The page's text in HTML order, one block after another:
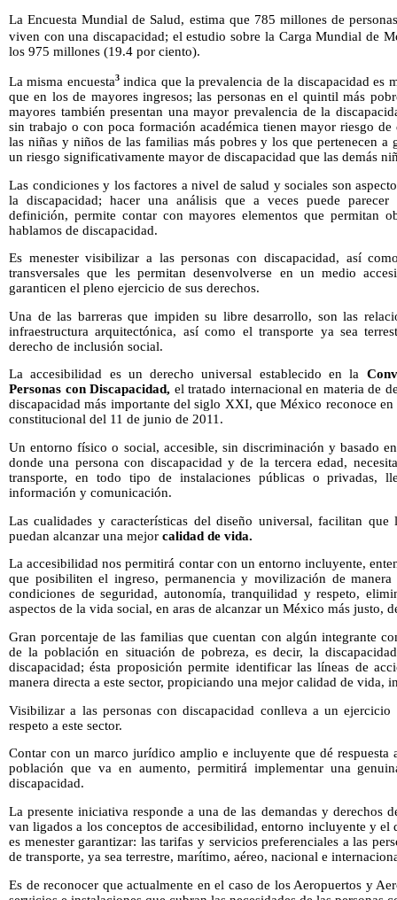
La Encuesta Mundial de Salud, estima que 785 millones de
viven con una discapacidad; el estudio sobre la Carga Mundial de
los 975 millones (19.4 por ciento).
La misma encuesta3indica que la prevalencia de la discapacidad es
que en los de mayores ingresos; las personas en el quintil más
mayores también presentan una mayor prevalencia de la
sin trabajo o con poca formación académica tienen mayor riesgo de
las niñas y niños de las familias más pobres y los que pertenecen a
un riesgo significativamente mayor de discapacidad que las demás
Las condiciones y los factores a nivel de salud y sociales son
la discapacidad; hacer una análisis que a veces puede
definición, permite contar con mayores elementos que permitan
hablamos de discapacidad.
Es menester visibilizar a las personas con discapacidad, así
transversales que les permitan desenvolverse en un medio
garanticen el pleno ejercicio de sus derechos.
Una de las barreras que impiden su libre desarrollo, son las
infraestructura arquitectónica, así como el transporte ya sea
derecho de inclusión social.
La accesibilidad es un derecho universal establecido en la
Personas con Discapacidad, el tratado internacional en materia de
discapacidad más importante del siglo XXI, que México reconoce
constitucional del 11 de junio de 2011.
Un entorno físico o social, accesible, sin discriminación y basado
donde una persona con discapacidad y de la tercera edad,
transporte, en todo tipo de instalaciones públicas o privadas,
información y comunicación.
Las cualidades y características del diseño universal, facilitan
puedan alcanzar una mejor calidad de vida.
La accesibilidad nos permitirá contar con un entorno incluyente,
que posibiliten el ingreso, permanencia y movilización de
condiciones de seguridad, autonomía, tranquilidad y respeto,
aspectos de la vida social, en aras de alcanzar un México más justo,
Gran porcentaje de las familias que cuentan con algún integrante
de la población en situación de pobreza, es decir, la
discapacidad; ésta proposición permite identificar las líneas de
manera directa a este sector, propiciando una mejor calidad de vida,
Visibilizar a las personas con discapacidad conlleva a un
respeto a este sector.
Contar con un marco jurídico amplio e incluyente que dé respuesta
población que va en aumento, permitirá implementar una
discapacidad.
La presente iniciativa responde a una de las demandas y derechos
van ligados a los conceptos de accesibilidad, entorno incluyente y el
es menester garantizar: las tarifas y servicios preferenciales a las
de transporte, ya sea terrestre, marítimo, aéreo, nacional e
Es de reconocer que actualmente en el caso de los Aeropuertos y